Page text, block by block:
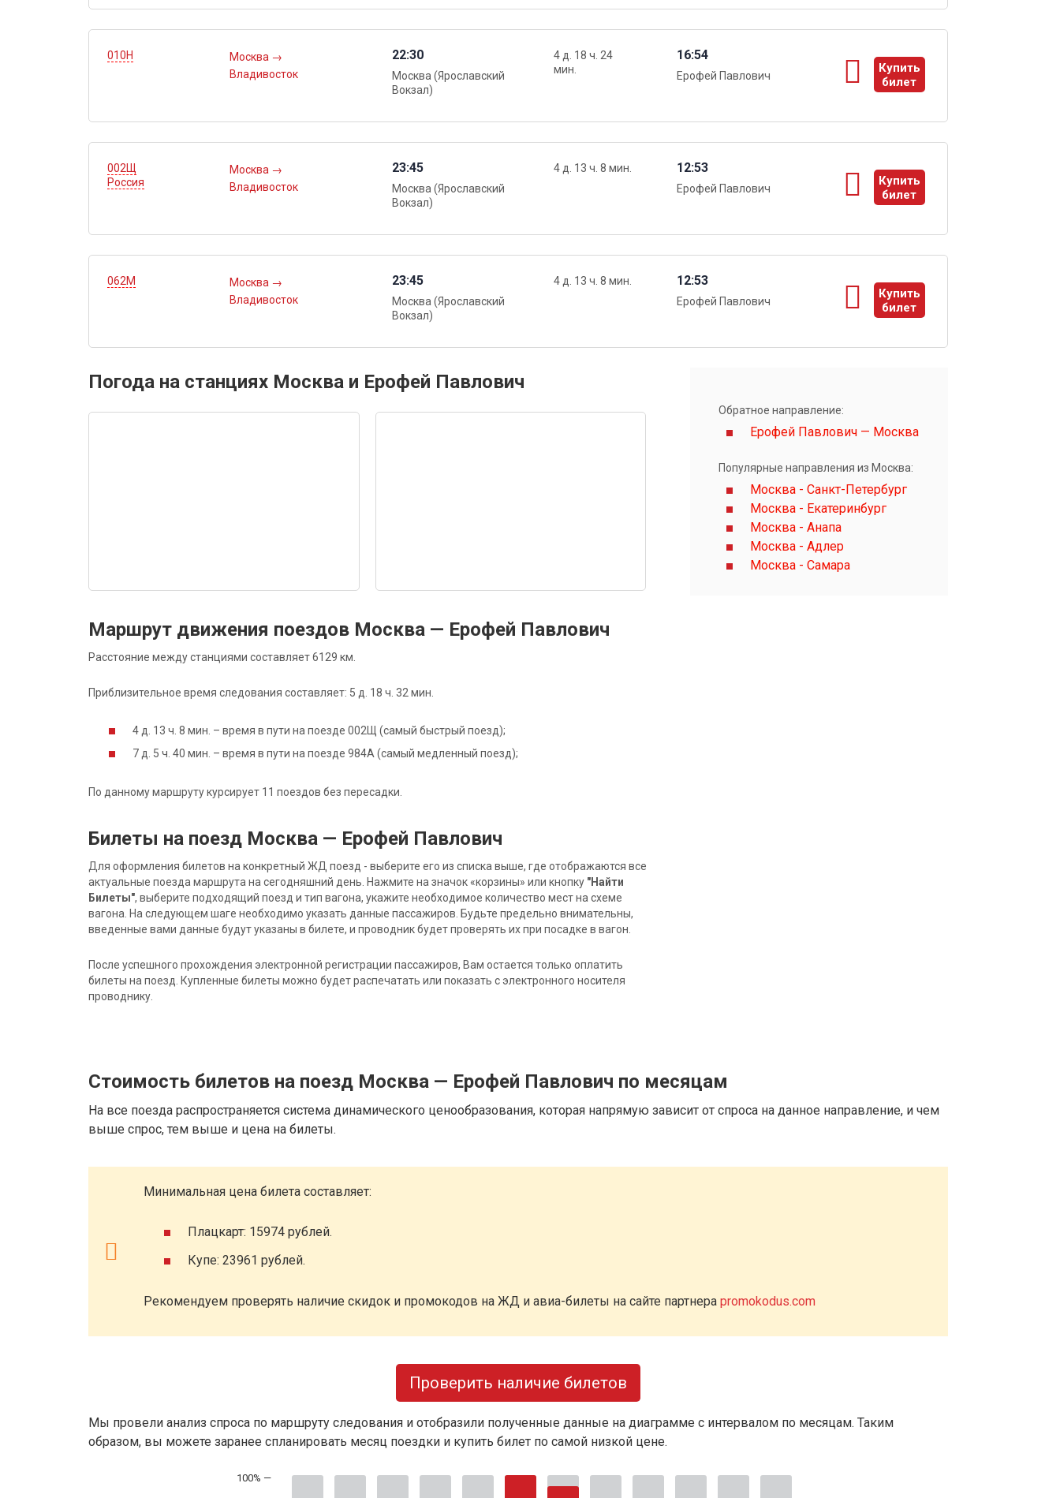
010Н Москва →
Владивосток
22:30
Москва (Ярославский
Вокзал)
4 д. 18 ч. 24
мин.
16:54
Ерофей Павлович
Купить
билет
ы
002Щ
Россия
Москва →
Владивосток
23:45
Москва (Ярославский
Вокзал)
4 д. 13 ч. 8 мин. 12:53
Ерофей Павлович
Купить
билет
ы
062М Москва →
Владивосток
23:45
Москва (Ярославский
Вокзал)
4 д. 13 ч. 8 мин. 12:53
Ерофей Павлович
Купить
билет
ы
Погода на станциях Москва и Ерофей Павлович
Маршрут движения поездов Москва — Ерофей Павлович
Расстояние между станциями составляет 6129 км.
Приблизительное время следования составляет: 5 д. 18 ч. 32 мин.
4 д. 13 ч. 8 мин. – время в пути на поезде 002Щ (самый быстрый поезд);
7 д. 5 ч. 40 мин. – время в пути на поезде 984А (самый медленный поезд);
По данному маршруту курсирует 11 поездов без пересадки.
Билеты на поезд Москва — Ерофей Павлович
Для оформления билетов на конкретный ЖД поезд - выберите его из списка выше, где отображаются все
актуальные поезда маршрута на сегодняшний день. Нажмите на значок «корзины» или кнопку "Найти
Билеты", выберите подходящий поезд и тип вагона, укажите необходимое количество мест на схеме
вагона. На следующем шаге необходимо указать данные пассажиров. Будьте предельно внимательны,
введенные вами данные будут указаны в билете, и проводник будет проверять их при посадке в вагон.
После успешного прохождения электронной регистрации пассажиров, Вам остается только оплатить
билеты на поезд. Купленные билеты можно будет распечатать или показать с электронного носителя
проводнику.
Обратное направление:
Ерофей Павлович — Москва
Популярные направления из Москва:
Москва - Санкт-Петербург
Москва - Екатеринбург
Москва - Анапа
Москва - Адлер
Москва - Самара
Стоимость билетов на поезд Москва — Ерофей Павлович по месяцам
На все поезда распространяется система динамического ценообразования, которая напрямую зависит от спроса на данное направление, и чем
выше спрос, тем выше и цена на билеты.
Минимальная цена билета составляет:
Плацкарт: 15974 рублей.
Купе: 23961 рублей.
Рекомендуем проверять наличие скидок и промокодов на ЖД и авиа-билеты на сайте партнера promokodus.com
Проверить наличие билетов
Мы провели анализ спроса по маршруту следования и отобразили полученные данные на диаграмме с интервалом по месяцам. Таким
образом, вы можете заранее спланировать месяц поездки и купить билет по самой низкой цене.